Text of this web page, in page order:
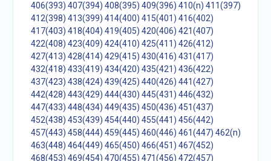
406(393) 407(394) 408(395) 409(396) 410(n) 411(397)
412(398) 413(399) 414(400) 415(401) 416(402)
417(403) 418(404) 419(405) 420(406) 421(407)
422(408) 423(409) 424(410) 425(411) 426(412)
427(413) 428(414) 429(415) 430(416) 431(417)
432(418) 433(419) 434(420) 435(421) 436(422)
437(423) 438(424) 439(425) 440(426) 441(427)
442(428) 443(429) 444(430) 445(431) 446(432)
447(433) 448(434) 449(435) 450(436) 451(437)
452(438) 453(439) 454(440) 455(441) 456(442)
457(443) 458(444) 459(445) 460(446) 461(447) 462(n)
463(448) 464(449) 465(450) 466(451) 467(452)
468(453) 469(454) 470(455) 471(456) 472(457)